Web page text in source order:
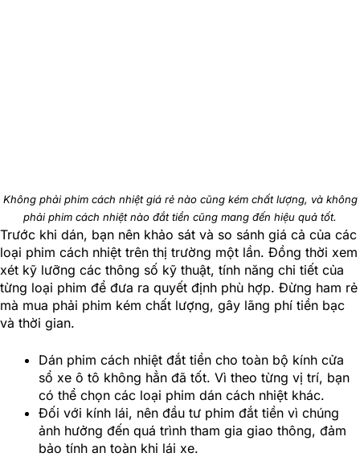
Không phải phim cách nhiệt giá rẻ nào cũng kém chất lượng, và không
phải phim cách nhiệt nào đắt tiền cũng mang đến hiệu quả tốt.
Trước khi dán, bạn nên khảo sát và so sánh giá cả của các
loại phim cách nhiệt trên thị trường một lần. Đồng thời xem
xét kỹ lưỡng các thông số kỹ thuật, tính năng chi tiết của
từng loại phim để đưa ra quyết định phù hợp. Đừng ham rẻ
mà mua phải phim kém chất lượng, gây lãng phí tiền bạc
và thời gian.
Dán phim cách nhiệt đắt tiền cho toàn bộ kính cửa
sổ xe ô tô không hẳn đã tốt. Vì theo từng vị trí, bạn
có thể chọn các loại phim dán cách nhiệt khác.
Đối với kính lái, nên đầu tư phim đắt tiền vì chúng
ảnh hưởng đến quá trình tham gia giao thông, đảm
bảo tính an toàn khi lái xe.